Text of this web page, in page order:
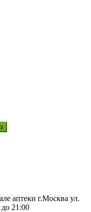
аптеки г.Москва ул.
21:00